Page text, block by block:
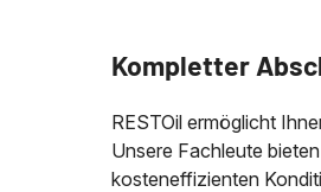
Kompletter
RESTOil ermöglicht
Unsere Fachleute
kosteneffizienten